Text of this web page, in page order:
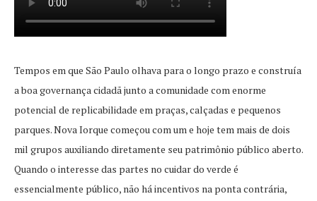
Tempos em que São Paulo olhava para o longo prazo e construía
a boa governança cidadã junto a comunidade com enorme
potencial de replicabilidade em praças, calçadas e pequenos
parques. Nova Iorque começou com um e hoje tem mais de dois
mil grupos auxiliando diretamente seu patrimônio público aberto.
Quando o interesse das partes no cuidar do verde é
essencialmente público, não há incentivos na ponta contrária,